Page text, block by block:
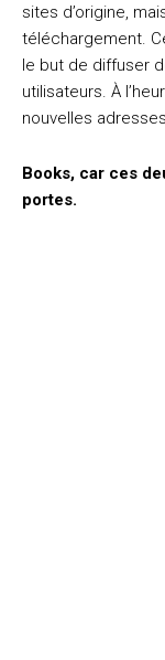
sites d’origine,
téléchargement.
le but de diffuser
utilisateurs. À
nouvelles
Books, car ces
portes.